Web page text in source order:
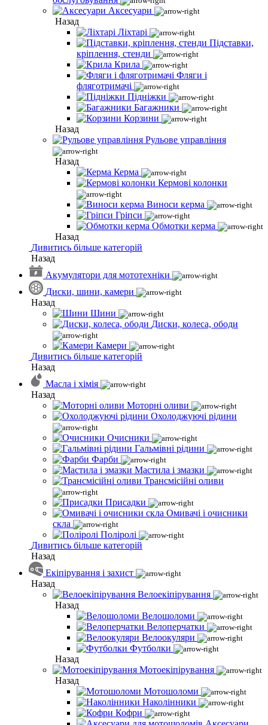
Аксесуари
Назад
Ліхтарі
Підставки,
кріплення, стенди
Крила
Фляги і
фляготримачі
Підніжки
Багажники
Корзини
Назад
Рульове управління
Назад
Керма
Кермові колонки
Виноси керма
Гріпси
Обмотки керма
Назад
Дивитись більше категорій
Назад
Акумулятори для мототехніки
Диски, шини, камери
Назад
Шини
Диски, колеса, ободи
Камери
Дивитись більше категорій
Назад
Масла і хімія
Назад
Моторні оливи
Охолоджуючі рідини
Очисники
Гальмівні рідини
Фарби
Мастила і змазки
Трансмісійні оливи
Присадки
Омивачі і очисники
скла
Поліролі
Дивитись більше категорій
Назад
Екіпірування і захист
Назад
Велоекіпірування
Назад
Велошоломи
Велоперчатки
Велоокуляри
Футболки
Назад
Мотоекіпірування
Назад
Мотошоломи
Наколінники
Кофри